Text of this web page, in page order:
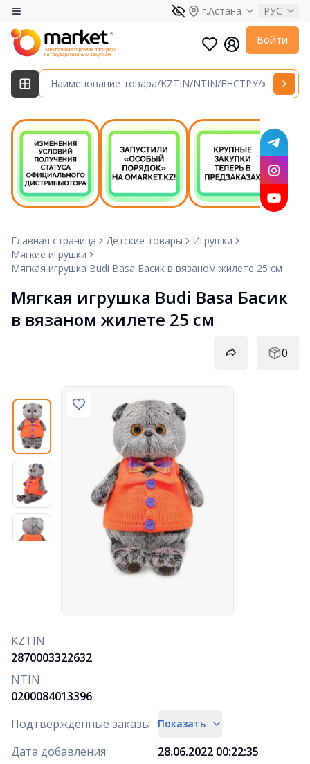
г.Астана РУС
Войти
Главная страница Детские товары
Игрушки
Мягкие игрушки
Мягкая игрушка Budi Basa Басик в вязаном жилете 25 см
Мягкая игрушка Budi Basa Басик
в вязаном жилете 25 см
0
KZTIN
2870003322632
NTIN
0200084013396
Подтверждённые заказы
Показать
Дата добавления
28.06.2022 00:22:35